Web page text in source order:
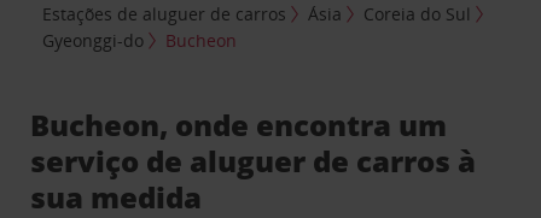
Estações de aluguer de carros
Ásia
Coreia do Sul
Gyeonggi-do
Bucheon
Bucheon, onde encontra um
serviço de aluguer de carros à
sua medida